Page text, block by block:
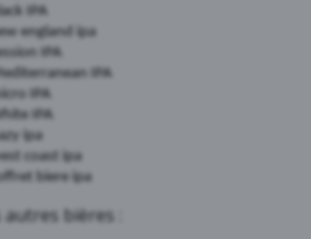
IPA
england ipa
IPA
IPA
IPA
IPA
ipa
coast ipa
biere ipa
bières :